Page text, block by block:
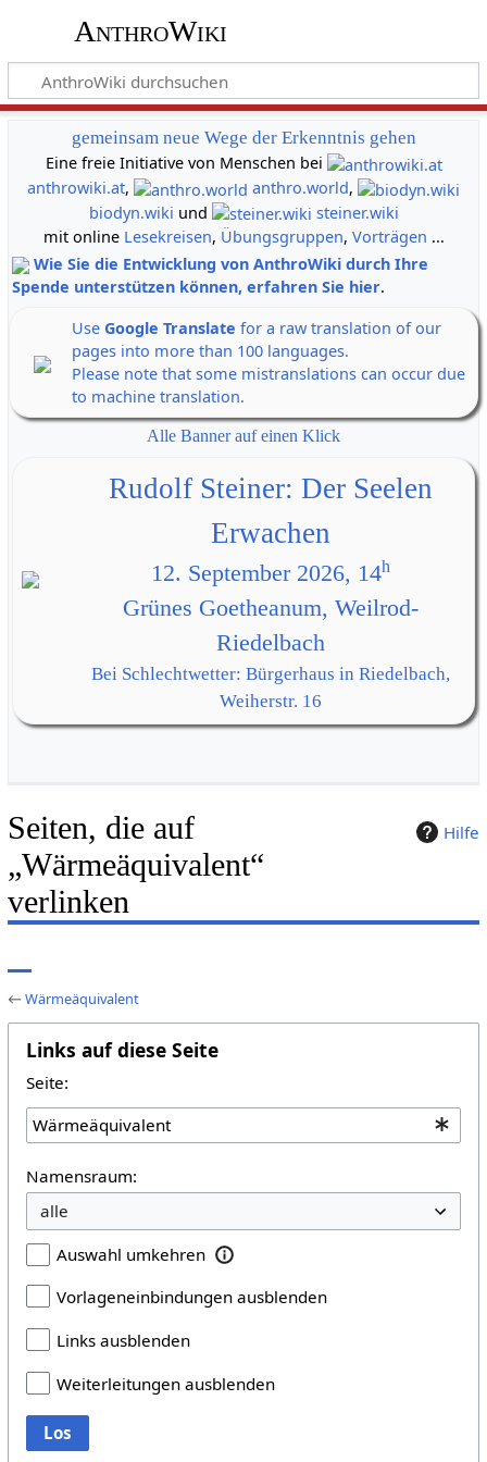
AnthroWiki
gemeinsam neue Wege der Erkenntnis gehen
Eine freie Initiative von Menschen bei
anthrowiki.at, anthro.world,
biodyn.wiki und
steiner.wiki
mit online Lesekreisen, Übungsgruppen, Vorträgen ...
Wie Sie die Entwicklung von AnthroWiki durch Ihre
Spende unterstützen können, erfahren Sie hier.
Use Google Translate for a raw translation of our
pages into more than 100 languages.
Please note that some mistranslations can occur due
to machine translation.
Alle Banner auf einen Klick
Rudolf Steiner: Der Seelen
Erwachen
12. September 2026, 14h
Grünes Goetheanum, Weilrod-
Riedelbach
Bei Schlechtwetter: Bürgerhaus in Riedelbach,
Weiherstr. 16
Hilfe
Seiten, die auf
„Wärmeäquivalent“
verlinken
←Wärmeäquivalent
Links auf diese Seite
Seite:
Namensraum:
Auswahl umkehren
Vorlageneinbindungen ausblenden
Links ausblenden
Weiterleitungen ausblenden
Los